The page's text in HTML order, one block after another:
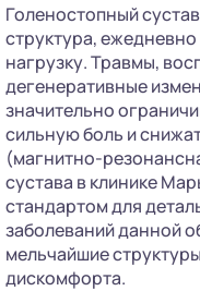
Голеностопный
структура,
нагрузку. Травмы,
дегенеративные
значительно
сильную боль и
(магнитно-
сустава в клинике
стандартом для
заболеваний данной
мельчайшие
дискомфорта.